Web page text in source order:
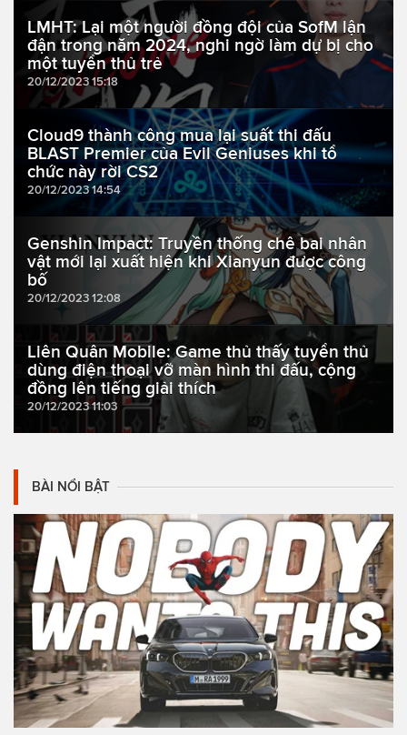
LMHT: Lại một người đồng đội của SofM lận
đận trong năm 2024, nghi ngờ làm dự bị cho
một tuyển thủ trẻ
20/12/2023 15:18
Cloud9 thành công mua lại suất thi đấu
BLAST Premier của Evil Geniuses khi tổ
chức này rời CS2
20/12/2023 14:54
Genshin Impact: Truyền thống chê bai nhân
vật mới lại xuất hiện khi Xianyun được công
bố
20/12/2023 12:08
Liên Quân Mobile: Game thủ thấy tuyển thủ
dùng điện thoại vỡ màn hình thi đấu, cộng
đồng lên tiếng giải thích
20/12/2023 11:03
BÀI NỔI BẬT